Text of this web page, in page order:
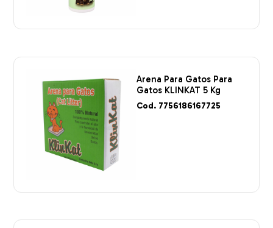
Arena Para Gatos Para
Gatos KLINKAT 5 Kg
Cod. 7756186167725